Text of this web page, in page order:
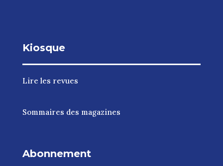
Kiosque
Lire les revues
Sommaires des magazines
Abonnement